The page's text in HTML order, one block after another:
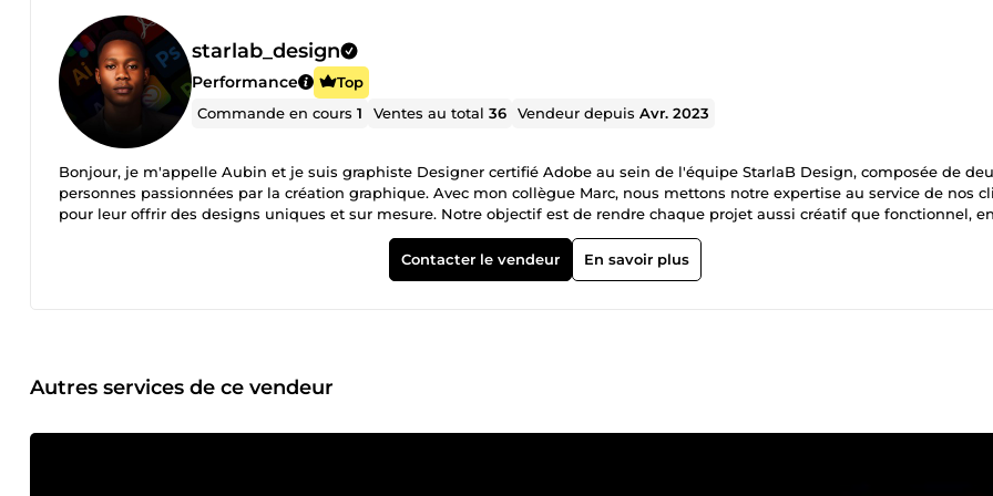
starlab_design
Performance
Top
Commande en cours1 Ventes au total36 Vendeur depuisAvr. 2023
Bonjour, je m'appelle Aubin et je suis graphiste Designer certifié Adobe au sein de l'équipe StarlaB Design, composée de
personnes passionnées par la création graphique. Avec mon collègue Marc, nous mettons notre expertise au service de nos
pour leur offrir des designs uniques et sur mesure. Notre objectif est de rendre chaque projet aussi créatif que fonctionnel, en
proposant des solutions innovantes et originales. Je m'applique à créer des designs percutants qui attirent l'attention et qui
répondent aux besoins de nos clients. Mon style se caractérise par une utilisation judicieuse des couleurs, une typographie
moderne et une mise en page équilibrée. Je suis particulièrement attentif à chaque détail afin de livrer un travail de qualité
Contacter le vendeur En savoir plus
Autres services de ce vendeur